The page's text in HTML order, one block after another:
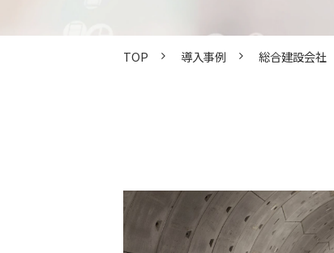
TOP 導入事例 総合建設会社